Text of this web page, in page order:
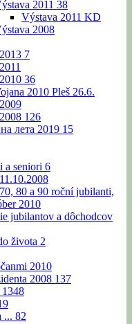
2011 38
Výstava 2011 KD
2008
7
36
2010 Pleš 26.6.
126
лета 2019 15
a seniori 6
80 a 90 roční jubilanti,
2010
jubilantov a dôchodcov
života 2
2010
2008 137
1348
... 82